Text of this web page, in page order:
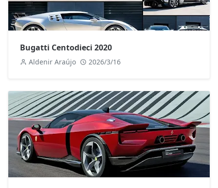
Bugatti Centodieci 2020
Aldenir Araújo 2026/3/16